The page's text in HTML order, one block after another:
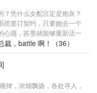
？凭什么女配注定是炮灰？
统签订契约，只要她去一个
心愿，苏墨就能够重新活一
的儿子？那又如何？老娘武
被男主拉去这样那样了。某
，既然如此，为夫吃软饭也
个丫鬟攻略傀儡太子？行
就能得天下？摄政王也想
裁，battle 啊！（36）
律，浓烟飘扬，各处寻人，